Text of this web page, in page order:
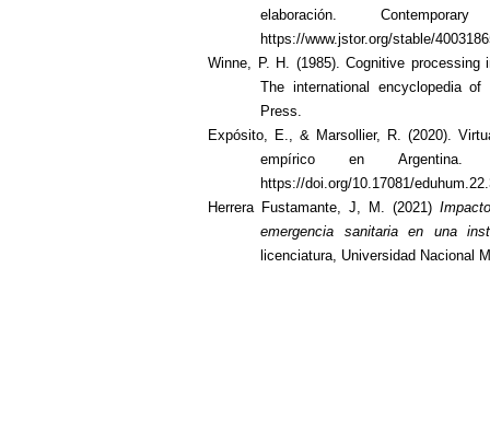
elaboración.
https://www.jstor.org/stable/
Winne, P. H. (1985). Cognitive
The international encyclopedia
Press.
Expósito, E., & Marsollier, R. (2020).
empírico en Argentina.
https://doi.org/10.17081/
Herrera Fustamante, J, M. (2021)
emergencia sanitaria en una
licenciatura, Universidad Nacional